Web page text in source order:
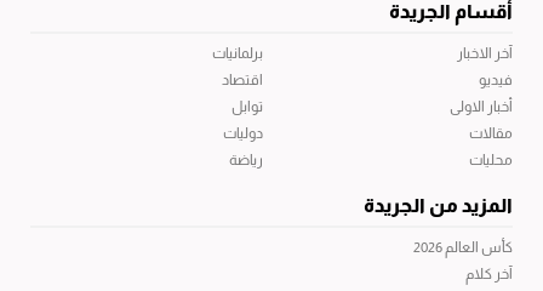
أقسام الجريدة
آخر الاخبار
فيديو
أخبار الاولى
مقالات
محليات
برلمانيات
اقتصاد
توابل
دوليات
رياضة
المزيد من الجريدة
كأس العالم 2026
آخر كلام